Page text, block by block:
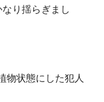
り揺らぎまし
物状態にした犯人